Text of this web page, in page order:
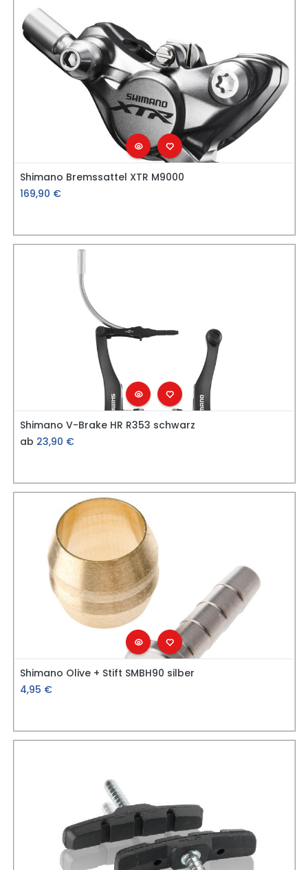
Shimano Bremssattel XTR M9000
169,90 €
Shimano V-Brake HR R353 schwarz
ab 23,90 €
Shimano Olive + Stift SMBH90 silber
4,95 €